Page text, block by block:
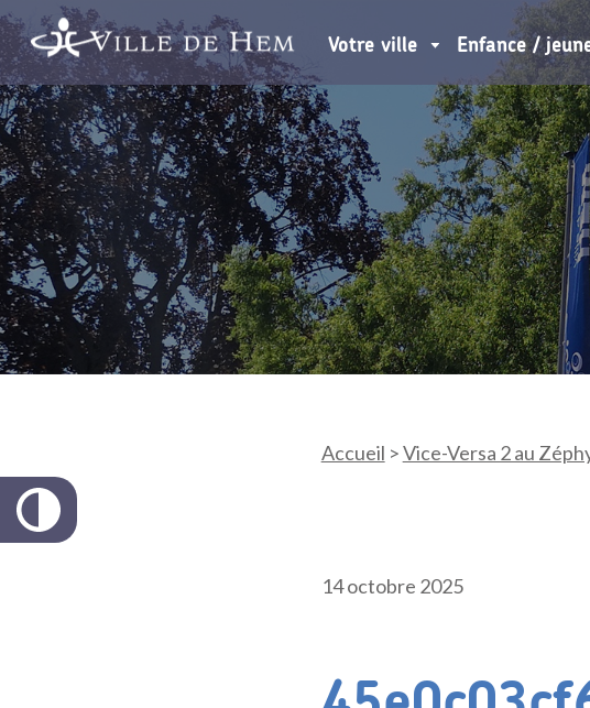
Votre ville Enfance /
Accueil >Vice-Versa 2 au
14 octobre 2025